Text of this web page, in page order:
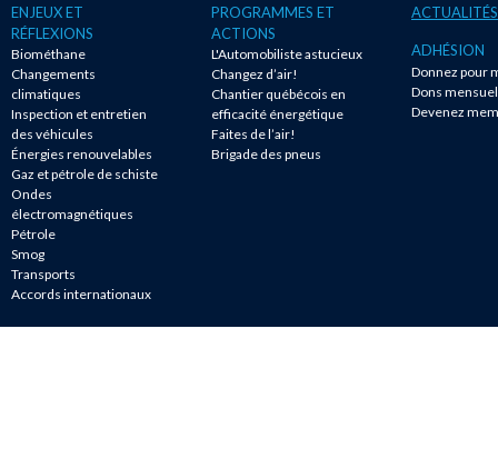
ENJEUX ET
RÉFLEXIONS
Biométhane
Changements
climatiques
Inspection et entretien
des véhicules
Énergies renouvelables
Gaz et pétrole de schiste
Ondes
électromagnétiques
Pétrole
Smog
Transports
Accords internationaux
PROGRAMMES ET
ACTIONS
L'Automobiliste astucieux
Changez d’air!
Chantier québécois en
efficacité énergétique
Faites de l’air!
Brigade des pneus
ACTUALITÉS
ADHÉSION
Donnez pour
Dons
Devenez